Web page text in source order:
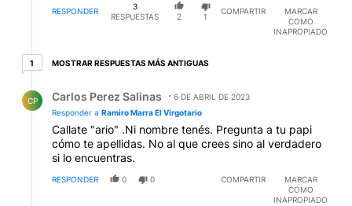
RESPONDER
3
RESPUESTAS
2 1
COMPARTIR
MARCAR
COMO
INAPROPIADO
11 respuesta más antiguas
MOSTRAR RESPUESTAS MÁS ANTIGUAS
CP Carlos Perez Salinas
6 DE ABRIL DE 2023
Responder a Ramiro Marra El Virgotario
Callate "ario" .Ni nombre tenés. Pregunta a tu papi
cómo te apellidas. No al que crees sino al verdadero
si lo encuentras.
RESPONDER 0 0 COMPARTIR
MARCAR
COMO
INAPROPIADO